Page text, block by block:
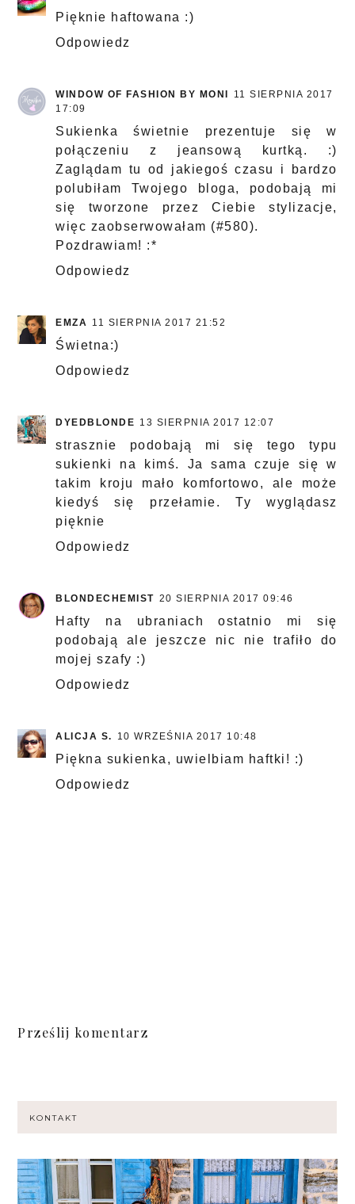
Pięknie haftowana :)
Odpowiedz
WINDOW OF FASHION BY MONI
11 SIERPNIA 2017
17:09
Sukienka świetnie prezentuje się w
połączeniu z jeansową kurtką. :)
Zaglądam tu od jakiegoś czasu i bardzo
polubiłam Twojego bloga, podobają mi
się tworzone przez Ciebie stylizacje,
więc zaobserwowałam (#580).
Pozdrawiam! :*
Odpowiedz
EMZA 11 SIERPNIA 2017 21:52
Świetna:)
Odpowiedz
DYEDBLONDE 13 SIERPNIA 2017 12:07
strasznie podobają mi się tego typu
sukienki na kimś. Ja sama czuje się w
takim kroju mało komfortowo, ale może
kiedyś się przełamie. Ty wyglądasz
pięknie
Odpowiedz
BLONDECHEMIST 20 SIERPNIA 2017 09:46
Hafty na ubraniach ostatnio mi się
podobają ale jeszcze nic nie trafiło do
mojej szafy :)
Odpowiedz
ALICJA S. 10 WRZEŚNIA 2017 10:48
Piękna sukienka, uwielbiam haftki! :)
Odpowiedz
Prześlij komentarz
KONTAKT